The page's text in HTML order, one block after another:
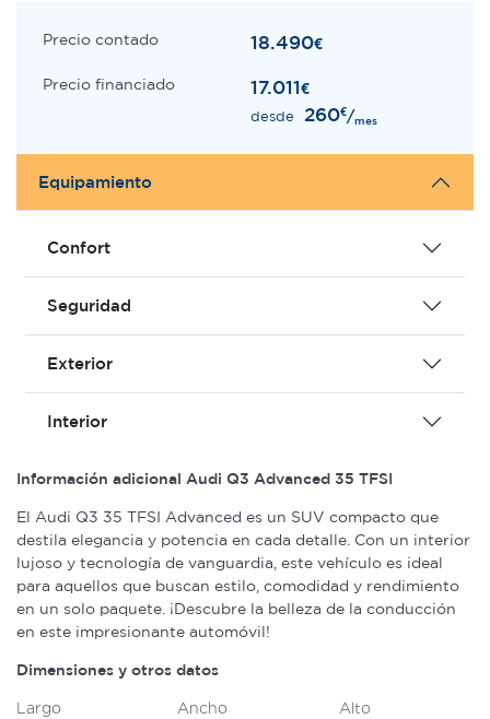
Precio contado 18.490€
Precio financiado 17.011€
desde 260€/mes
Equipamiento
Confort
Seguridad
Exterior
Interior
Información adicional Audi Q3 Advanced 35 TFSI
El Audi Q3 35 TFSI Advanced es un SUV compacto que
destila elegancia y potencia en cada detalle. Con un interior
lujoso y tecnología de vanguardia, este vehículo es ideal
para aquellos que buscan estilo, comodidad y rendimiento
en un solo paquete. ¡Descubre la belleza de la conducción
en este impresionante automóvil!
Dimensiones y otros datos
Largo
Ancho
Alto